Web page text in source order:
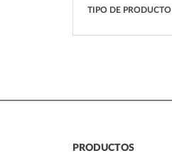
TIPO DE PRODUCTO
PRODUCTOS